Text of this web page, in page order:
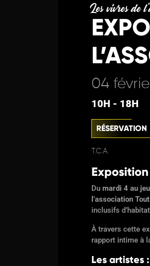
Les vivres de
04
10H - 18H
RÉSERVATION
T.C.A.
Du mardi 4 au
l’association
inclusifs
À travers cette
rapport intime à
Les artistes :